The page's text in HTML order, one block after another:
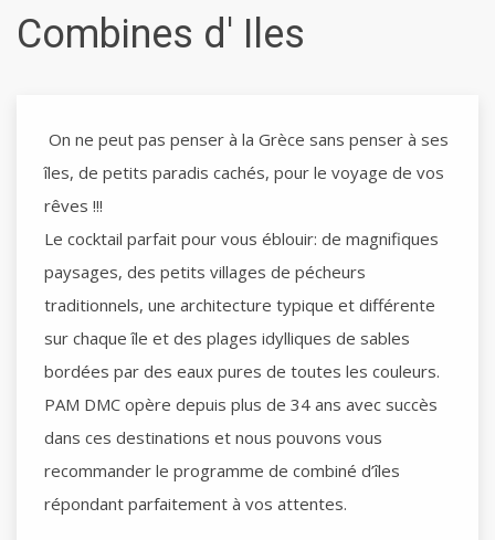
Combines d' Iles
On ne peut pas penser à la Grèce sans penser à ses
îles, de petits paradis cachés, pour le voyage de vos
rêves !!!
Le cocktail parfait pour vous éblouir: de magnifiques
paysages, des petits villages de pécheurs
traditionnels, une architecture typique et différente
sur chaque île et des plages idylliques de sables
bordées par des eaux pures de toutes les couleurs.
PAM DMC opère depuis plus de 34 ans avec succès
dans ces destinations et nous pouvons vous
recommander le programme de combiné d’îles
répondant parfaitement à vos attentes.